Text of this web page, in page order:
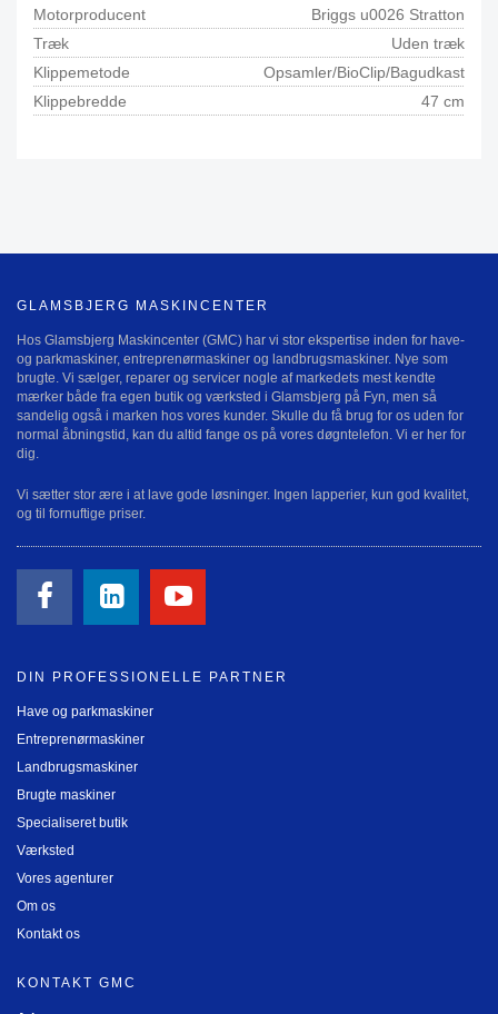
Motorproducent
Briggs u0026 Stratton
Træk
Uden træk
Klippemetode
Opsamler/BioClip/Bagudkast
Klippebredde
47 cm
GLAMSBJERG MASKINCENTER
Hos Glamsbjerg Maskincenter (GMC) har vi stor ekspertise inden for have-
og parkmaskiner, entreprenørmaskiner og landbrugsmaskiner. Nye som
brugte. Vi sælger, reparer og servicer nogle af markedets mest kendte
mærker både fra egen butik og værksted i Glamsbjerg på Fyn, men så
sandelig også i marken hos vores kunder. Skulle du få brug for os uden for
normal åbningstid, kan du altid fange os på vores døgntelefon. Vi er her for
dig.
Vi sætter stor ære i at lave gode løsninger. Ingen lapperier, kun god kvalitet,
og til fornuftige priser.
DIN PROFESSIONELLE PARTNER
Have og parkmaskiner
Entreprenørmaskiner
Landbrugsmaskiner
Brugte maskiner
Specialiseret butik
Værksted
Vores agenturer
Om os
Kontakt os
KONTAKT GMC